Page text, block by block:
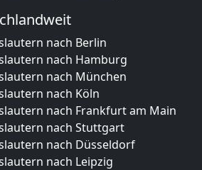
nach Berlin
nach Hamburg
nach München
nach Köln
nach Frankfurt am Main
nach Stuttgart
nach Düsseldorf
nach Leipzig